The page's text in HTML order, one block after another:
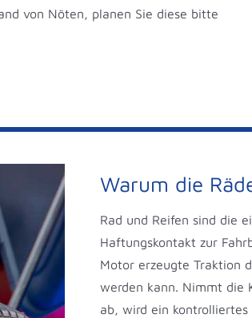
von Nöten, planen Sie diese bitte
Warum die
Rad und Reifen sind die
Haftungskontakt zur
Motor erzeugte Traktion
werden kann. Nimmt die
ab, wird ein kontrolliertes